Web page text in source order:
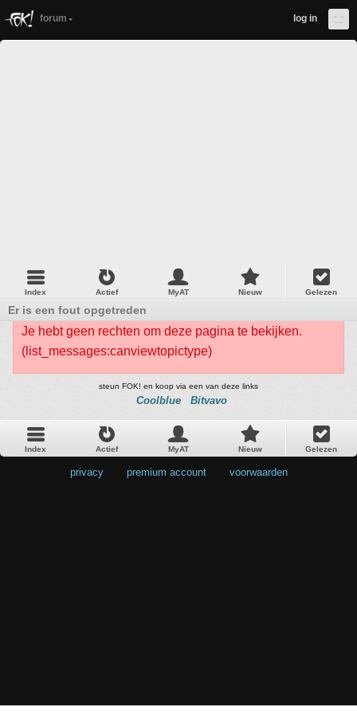
forum log in
Index Actief MyAT Nieuw Gelezen
Er is een fout opgetreden
Je hebt geen rechten om deze pagina te bekijken.
(list_messages:canviewtopictype)
steun FOK! en koop via een van deze links
Coolblue Bitvavo
Index Actief MyAT Nieuw Gelezen
privacy premium account voorwaarden